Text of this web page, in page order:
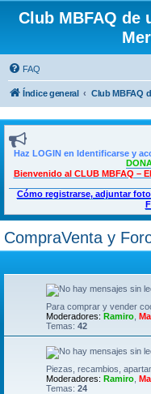
Club MBFAQ de
FAQ
Índice general
Haz LOGIN en Identificarse y
Bienvenido al CLUB MBFAQ –
Cómo registrarse, adjuntar
CompraVenta y
Para comprar y vender
Moderadores: Ramiro
Temas: 42
Piezas, recambios,
Moderadores: Ramiro
Temas: 24